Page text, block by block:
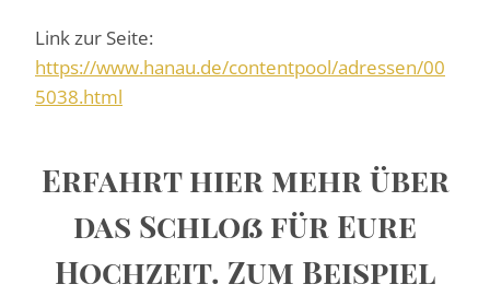
Link zur Seite:
https://www.hanau.de/contentpool/adressen/00
5038.html
Erfahrt hier mehr über
das Schloß für Eure
Hochzeit. Zum Beispiel